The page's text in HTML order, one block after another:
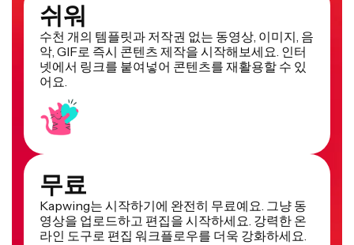
쉬워
수천 개의 템플릿과 저작권 없는 동영상, 이미지, 음
악, GIF로 즉시 콘텐츠 제작을 시작해보세요. 인터
넷에서 링크를 붙여넣어 콘텐츠를 재활용할 수 있
어요.
무료
Kapwing는 시작하기에 완전히 무료예요. 그냥 동
영상을 업로드하고 편집을 시작하세요. 강력한 온
라인 도구로 편집 워크플로우를 더욱 강화하세요.